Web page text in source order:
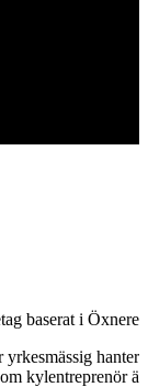
baserat i Öxnered
kylentreprenör